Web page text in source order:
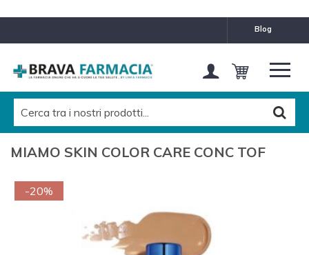
blog
MIAMO SKIN COLOR CARE CONC TOF
-20%